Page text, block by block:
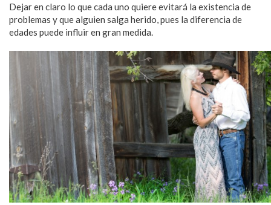
Dejar en claro lo que cada uno quiere evitará la existencia de
problemas y que alguien salga herido, pues la diferencia de
edades puede influir en gran medida.